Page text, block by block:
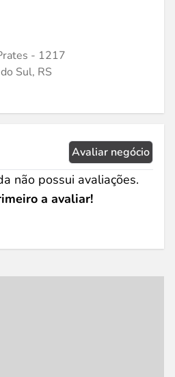
- 1217
Sul, RS
Avaliar negócio
não possui avaliações.
a avaliar!